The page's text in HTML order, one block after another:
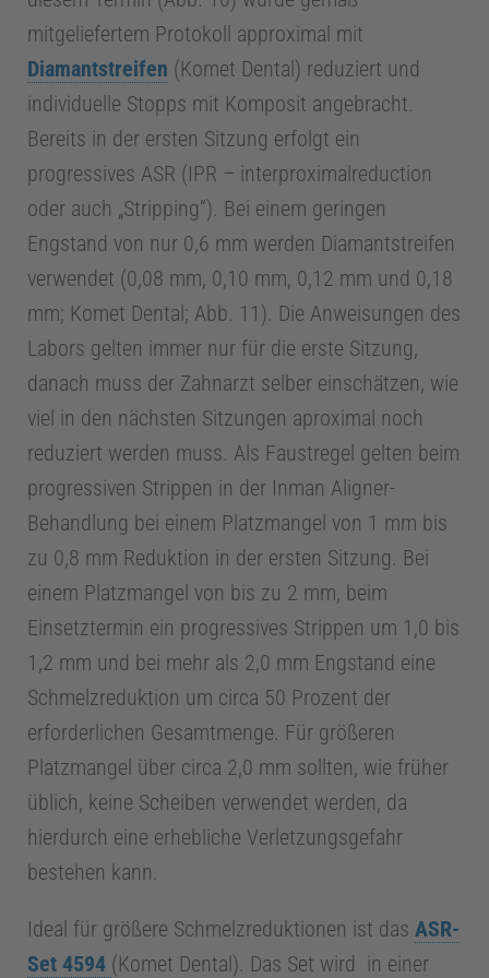
I
n
f
o
C
e
n
t
e
r
1
0
0
J
a
mitgeliefertem Protokoll approximal mit
Diamantstreifen (Komet Dental) reduziert und
individuelle Stopps mit Komposit angebracht.
Bereits in der ersten Sitzung erfolgt ein
progressives ASR (IPR – interproximalreduction
oder auch „Stripping“). Bei einem geringen
Engstand von nur 0,6 mm werden Diamantstreifen
verwendet (0,08 mm, 0,10 mm, 0,12 mm und 0,18
mm; Komet Dental; Abb. 11). Die Anweisungen des
Labors gelten immer nur für die erste Sitzung,
danach muss der Zahnarzt selber einschätzen, wie
viel in den nächsten Sitzungen aproximal noch
reduziert werden muss. Als Faustregel gelten beim
progressiven Strippen in der Inman Aligner-
Behandlung bei einem Platzmangel von 1 mm bis
zu 0,8 mm Reduktion in der ersten Sitzung. Bei
einem Platzmangel von bis zu 2 mm, beim
Einsetztermin ein progressives Strippen um 1,0 bis
1,2 mm und bei mehr als 2,0 mm Engstand eine
Schmelzreduktion um circa 50 Prozent der
erforderlichen Gesamtmenge. Für größeren
Platzmangel über circa 2,0 mm sollten, wie früher
üblich, keine Scheiben verwendet werden, da
hierdurch eine erhebliche Verletzungsgefahr
bestehen kann.
Ideal für größere Schmelzreduktionen ist das ASR-
Set 4594 (Komet Dental). Das Set wird in einer